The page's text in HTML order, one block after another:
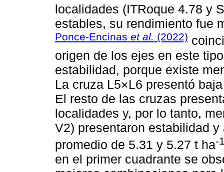
localidades (ITRoque 4.78 y
estables, su rendimiento fue
Ponce-Encinas et al. (2022)
origen de los ejes en este
estabilidad, porque existe
La cruza L5×L6 presentó
El resto de las cruzas
localidades y, por lo tanto,
V2) presentaron estabilidad
promedio de 5.31 y 5.27 t ha-
en el primer cuadrante se